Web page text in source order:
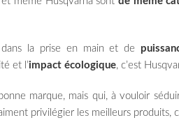
la prise en main et de
et l’impact écologique, c’est
marque, mais qui, à vouloir
privilégier les meilleurs produits,